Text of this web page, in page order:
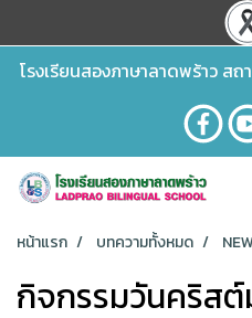
โรงเรียนสองภาษาลาดพร้าว ส
หน้าแรก บทความทั้งหมด
กิจกรรมวันคริสต์